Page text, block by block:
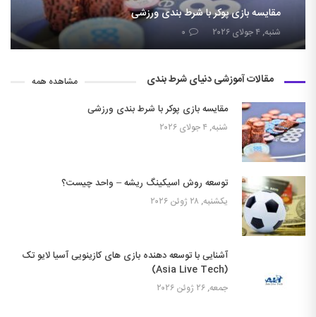
مقایسه بازی پوکر با شرط بندی ورزشی
شنبه, ۴ جولای ۲۰۲۶ ۰
مقالات آموزشی دنیای شرط بندی مشاهده همه
مقایسه بازی پوکر با شرط بندی ورزشی
شنبه, ۴ جولای ۲۰۲۶
توسعه روش اسیکینگ ریشه – واحد چیست؟
یکشنبه, ۲۸ ژوئن ۲۰۲۶
آشنایی با توسعه دهنده بازی های کازینویی آسیا لایو تک
(Asia Live Tech)
جمعه, ۲۶ ژوئن ۲۰۲۶